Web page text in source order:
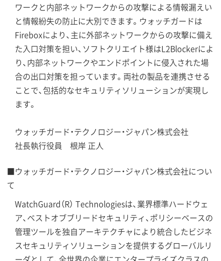
ワークと内部ネットワークからの攻撃による情報漏えい
と情報紛失の防止に大別できます。ウォッチガードは
Fireboxにより、主に外部ネットワークからの攻撃に備え
た入口対策を担い、ソフトクリエイト様はL2Blockerによ
り、内部ネットワークやエンドポイントに侵入された場
合の出口対策を担っています。両社の製品を連携させる
ことで、包括的なセキュリティソリューションが実現し
ます。
ウォッチガード・テクノロジー・ジャパン株式会社
社長執行役員 根岸 正人
■ウォッチガード・テクノロジー・ジャパン株式会社につい
て
WatchGuard（R） Technologiesは、業界標準ハードウェ
ア、ベストオブブリードセキュリティ、ポリシーベースの
管理ツールを独自アーキテクチャにより統合したビジネ
スセキュリティソリューションを提供するグローバルリ